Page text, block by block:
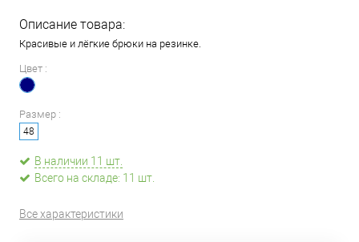
Описание товара:
Красивые и лёгкие брюки на резинке.
Цвет :
Размер :
48
В наличии 11 шт.
Всего на складе: 11 шт.
Все характеристики